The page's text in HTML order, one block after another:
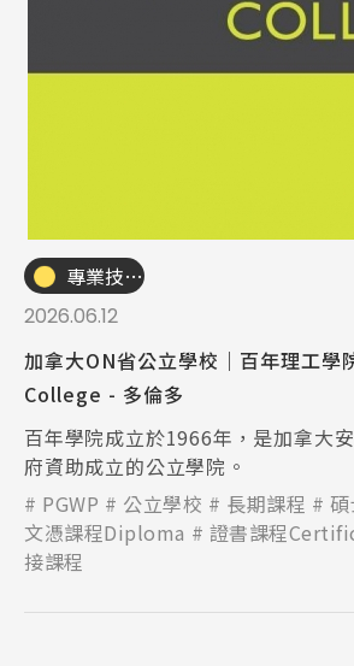
專業技職｜海外工讀
2026.06.12
加拿大ON省公立學校｜百年理工
College - 多倫多
百年學院成立於1966年，是加拿大
府資助成立的公立學院。
PGWP
公立學校 長期課程
文憑課程Diploma
證書課程
接課程